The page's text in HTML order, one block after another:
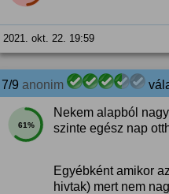
2021. okt. 22. 19:59
7/9 anonim
61%
Nekem alapból
szinte egész nap
Egyébként amikor
hivtak) mert nem